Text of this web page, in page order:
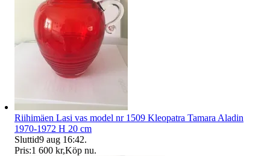
Riihimäen Lasi vas model nr 1509 Kleopatra Tamara Aladin
1970-1972 H 20 cm
Sluttid9 aug 16:42.
Pris:1 600 kr,Köp nu.